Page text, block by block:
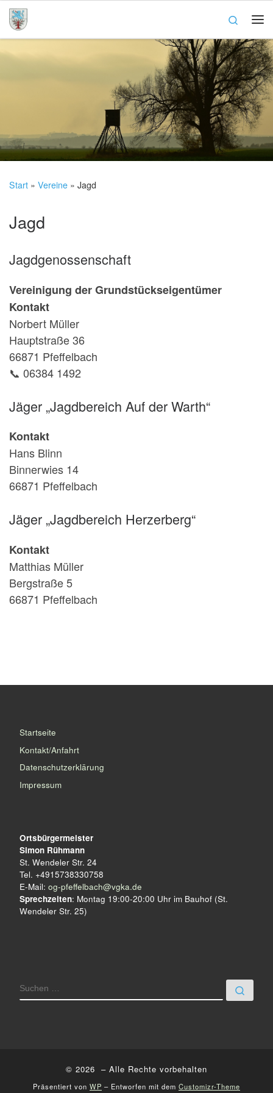
Zum Inhalt springen
Search
Start » Vereine » Jagd
Jagd
Jagdgenossenschaft
Vereinigung der Grundstückseigentümer
Kontakt
Norbert Müller
Hauptstraße 36
66871 Pfeffelbach
📞 06384 1492
Jäger „Jagdbereich Auf der Warth“
Kontakt
Hans Blinn
Binnerwies 14
66871 Pfeffelbach
Jäger „Jagdbereich Herzerberg“
Kontakt
Matthias Müller
Bergstraße 5
66871 Pfeffelbach
Startseite
Kontakt/Anfahrt
Datenschutzerklärung
Impressum
Ortsbürgermeister
Simon Rühmann
St. Wendeler Str. 24
Tel. +4915738330758
E-Mail: og-pfeffelbach@vgka.de
Sprechzeiten: Montag 19:00-20:00 Uhr im Bauhof (St.
Wendeler Str. 25)
SUCHE
© 2026 – Alle Rechte vorbehalten
Präsentiert von WP – Entworfen mit dem Customizr-Theme